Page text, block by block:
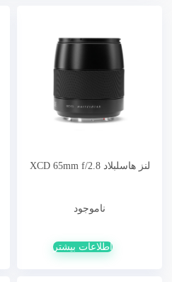
لنز هاسلبلاد XCD 65mm f/2.8
ناموجود
اطلاعات بیشتر